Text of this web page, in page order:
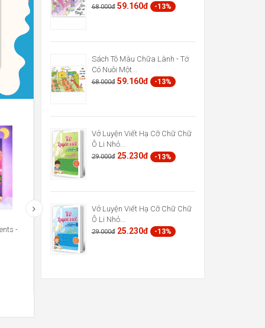
-
Truyện Tranh Khoa Học - Những
Cuộc Phiêu Lưu Kỳ...
56.000đ 48.720đ
Truyện Tranh Khoa Học -
Cuộc Phiêu Lưu Kỳ...
68.000đ 59.160đ -13%
Sách Tô Màu Chữa Lành - Tớ
Có Nuôi Một...
68.000đ 59.160đ -13%
Vở Luyện Viết Hạ Cỡ Chữ Chữ
Ô Li Nhỏ...
29.000đ 25.230đ -13%
Vở Luyện Viết Hạ Cỡ Chữ Chữ
Ô Li Nhỏ...
29.000đ 25.230đ -13%